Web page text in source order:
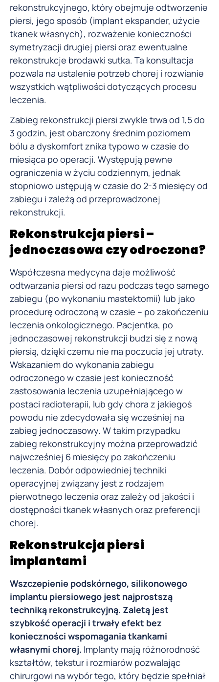
rekonstrukcyjnego, który obejmuje odtworzenie
piersi, jego sposób (implant ekspander, użycie
tkanek własnych), rozważenie konieczności
symetryzacji drugiej piersi oraz ewentualne
rekonstrukcje brodawki sutka. Ta konsultacja
pozwala na ustalenie potrzeb chorej i rozwianie
wszystkich wątpliwości dotyczących procesu
leczenia.
Zabieg rekonstrukcji piersi zwykle trwa od 1,5 do
3 godzin, jest obarczony średnim poziomem
bólu a dyskomfort znika typowo w czasie do
miesiąca po operacji. Występują pewne
ograniczenia w życiu codziennym, jednak
stopniowo ustępują w czasie do 2-3 miesięcy od
zabiegu i zależą od przeprowadzonej
rekonstrukcji.
Rekonstrukcja piersi –
jednoczasowa czy odroczona?
Współczesna medycyna daje możliwość
odtwarzania piersi od razu podczas tego samego
zabiegu (po wykonaniu mastektomii) lub jako
procedurę odroczoną w czasie – po zakończeniu
leczenia onkologicznego. Pacjentka, po
jednoczasowej rekonstrukcji budzi się z nową
piersią, dzięki czemu nie ma poczucia jej utraty.
Wskazaniem do wykonania zabiegu
odroczonego w czasie jest konieczność
zastosowania leczenia uzupełniającego w
postaci radioterapii, lub gdy chora z jakiegoś
powodu nie zdecydowała się wcześniej na
zabieg jednoczasowy. W takim przypadku
zabieg rekonstrukcyjny można przeprowadzić
najwcześniej 6 miesięcy po zakończeniu
leczenia. Dobór odpowiedniej techniki
operacyjnej związany jest z rodzajem
pierwotnego leczenia oraz zależy od jakości i
dostępności tkanek własnych oraz preferencji
chorej.
Rekonstrukcja piersi
implantami
Wszczepienie podskórnego, silikonowego
implantu piersiowego jest najprostszą
techniką rekonstrukcyjną. Zaletą jest
szybkość operacji i trwały efekt bez
konieczności wspomagania tkankami
własnymi chorej. Implanty mają różnorodność
kształtów, tekstur i rozmiarów pozwalając
chirurgowi na wybór tego, który będzie spełniał